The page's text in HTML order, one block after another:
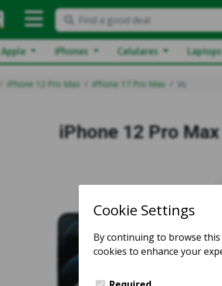
Find a good deal
Apple iPhones Celulares Laptops
iPhone 12 Pro Max iPhone 17 Pro Max Vs
iPhone 12 Pro Max